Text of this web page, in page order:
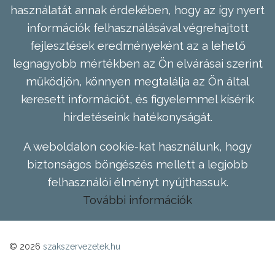
használatát annak érdekében, hogy az így nyert
információk felhasználásával végrehajtott
fejlesztések eredményeként az a lehető
legnagyobb mértékben az Ön elvárásai szerint
működjön, könnyen megtalálja az Ön által
keresett információt, és figyelemmel kísérik
hirdetéseink hatékonyságát.
A weboldalon cookie-kat használunk, hogy
biztonságos böngészés mellett a legjobb
felhasználói élményt nyújthassuk.
További információk
© 2026 szakszervezetek.hu